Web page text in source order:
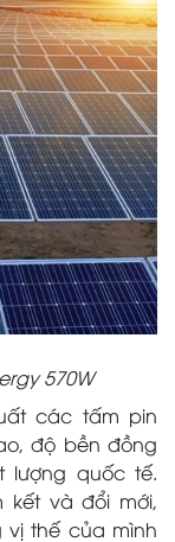
570W
các tấm pin
độ bền đồng
lượng quốc tế.
kết và đổi mới,
vị thế của mình